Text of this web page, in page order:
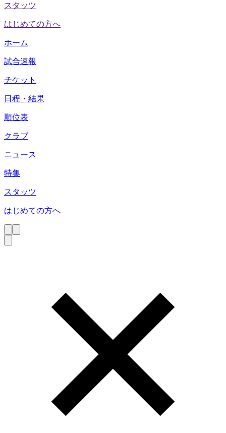
スタッツ
はじめての方へ
ホーム
試合速報
チケット
日程・結果
順位表
クラブ
ニュース
特集
スタッツ
はじめての方へ